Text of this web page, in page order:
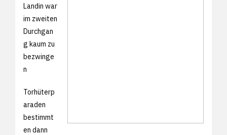
Landin war
im zweiten
Durchgan
g kaum zu
bezwinge
n
Torhüterp
araden
bestimmt
en dann